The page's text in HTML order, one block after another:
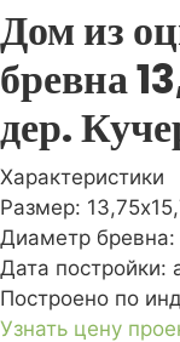
Дом из
бревна
дер.
Характеристики
Размер:
Диаметр бревна:
Дата постройки:
Построено по
Узнать цену